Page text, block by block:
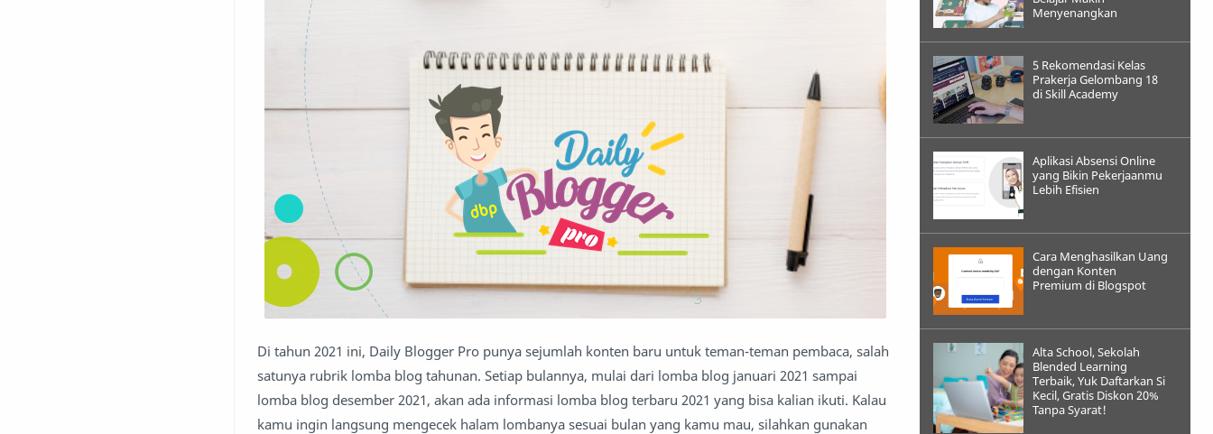
Di tahun 2021 ini, Daily Blogger Pro punya sejumlah konten baru untuk teman-teman pembaca, salah
satunya rubrik lomba blog tahunan. Setiap bulannya, mulai dari lomba blog januari 2021 sampai
lomba blog desember 2021, akan ada informasi lomba blog terbaru 2021 yang bisa kalian ikuti. Kalau
kamu ingin langsung mengecek halam lombanya sesuai bulan yang kamu mau, silahkan gunakan
Menyenangkan
5 Rekomendasi Kelas
Prakerja Gelombang 18
di Skill Academy
Aplikasi Absensi Online
yang Bikin Pekerjaanmu
Lebih Efisien
Cara Menghasilkan Uang
dengan Konten
Premium di Blogspot
Alta School, Sekolah
Blended Learning
Terbaik, Yuk Daftarkan Si
Kecil, Gratis Diskon 20%
Tanpa Syarat!